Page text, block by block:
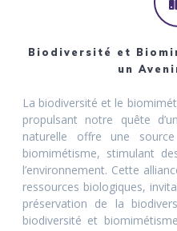
Biodiversité et
un
La biodiversité et le
propulsant notre quête
naturelle offre une
biomimétisme, stimulant
l’environnement. Cette
ressources biologiques,
préservation de la
biodiversité et